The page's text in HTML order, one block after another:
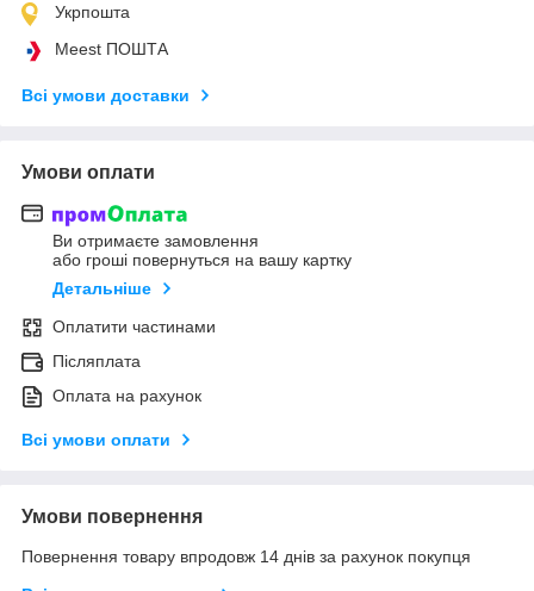
Укрпошта
Meest ПОШТА
Всі умови доставки
Умови оплати
Ви отримаєте замовлення
або гроші повернуться на вашу картку
Детальніше
Оплатити частинами
Післяплата
Оплата на рахунок
Всі умови оплати
Умови повернення
Повернення товару впродовж 14 днів за рахунок покупця